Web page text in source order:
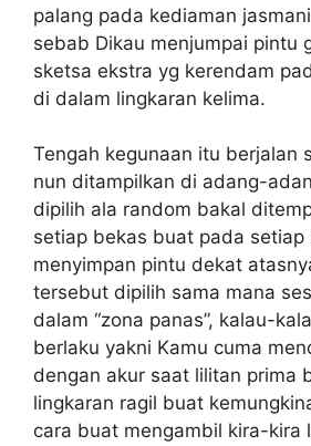
palang pada kediaman
sebab Dikau menjumpai pintu
sketsa ekstra yg kerendam
di dalam lingkaran kelima.
Tengah kegunaan itu berjalan
nun ditampilkan di adang-
dipilih ala random bakal
setiap bekas buat pada setiap
menyimpan pintu dekat
tersebut dipilih sama mana
dalam “zona panas”, kalau-
berlaku yakni Kamu cuma
dengan akur saat lilitan prima
lingkaran ragil buat
cara buat mengambil kira-kira